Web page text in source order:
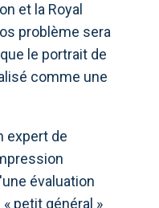
et la Royal
problème sera
le portrait de
comme une
expert de
évaluation
petit général »